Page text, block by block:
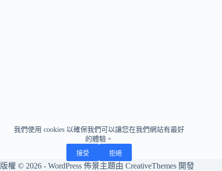
我們使用 cookies 以確保我們可以讓您在我們網站有最好
的體驗。
接受 拒絕
版權 © 2026 - WordPress 佈景主題由 CreativeThemes 開發